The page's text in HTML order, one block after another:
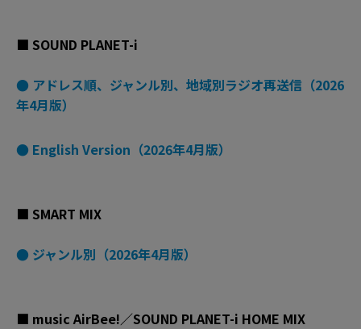
■ SOUND PLANET-i
● アドレス順、ジャンル別、地域別ラジオ再送信（2026
年4月版）
● English Version（2026年4月版）
■ SMART MIX
● ジャンル別（2026年4月版）
■ music AirBee!／SOUND PLANET-i HOME MIX